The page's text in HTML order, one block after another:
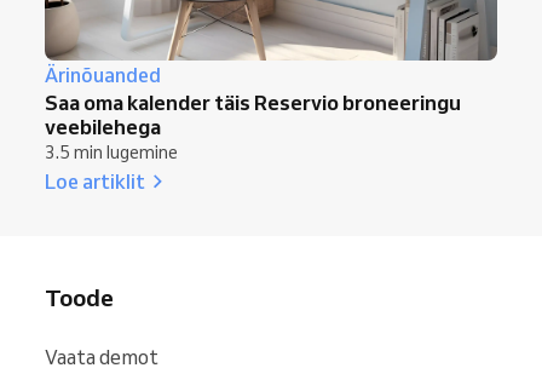
Ärinõuanded
Saa oma kalender täis Reservio broneeringu
veebilehega
3.5 min lugemine
Loe artiklit
Toode
Vaata demot